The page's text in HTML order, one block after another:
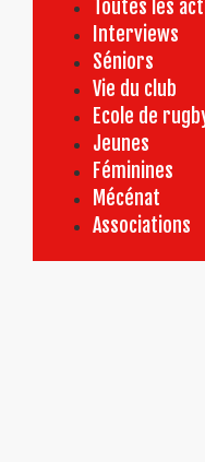
Toutes les
Interviews
Séniors
Vie du club
Ecole de
Jeunes
Féminines
Mécénat
Associations